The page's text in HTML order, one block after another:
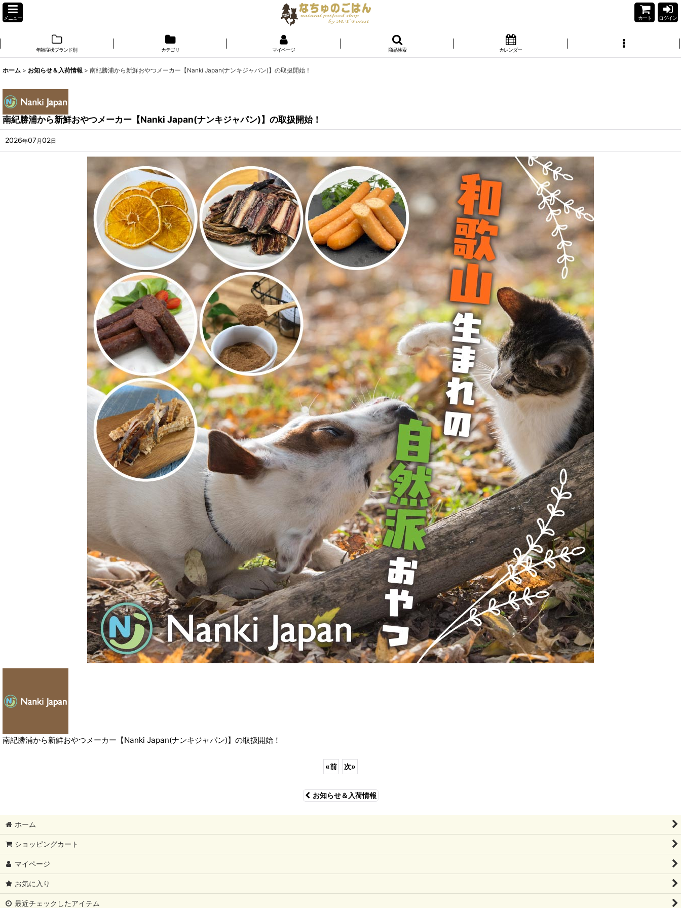
メニュー カート ログイン
年齢症状ブランド別 カテゴリ マイページ 商品検索 カレンダー
ホーム > お知らせ＆入荷情報 > 南紀勝浦から新鮮おやつメーカー【Nanki Japan(ナンキジャパン)】の取扱開始！
南紀勝浦から新鮮おやつメーカー【Nanki Japan(ナンキジャパン)】の取扱開始！
2026年07月02日
南紀勝浦から新鮮おやつメーカー【Nanki Japan(ナンキジャパン)】の取扱開始！
«前 次»
お知らせ＆入荷情報
ホーム
ショッピングカート
マイページ
お気に入り
最近チェックしたアイテム